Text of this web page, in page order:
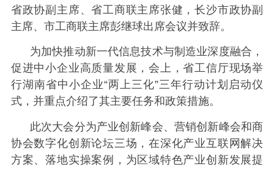
省政协副主席、省工商联主席张健，长沙市政协副
主席、市工商联主席彭继球出席会议并致辞。
为加快推动新一代信息技术与制造业深度融合，
促进中小企业高质量发展，会上，省工信厅现场举
行湖南省中小企业“两上三化”三年行动计划启动仪
式，并重点介绍了其主要任务和政策措施。
此次大会分为产业创新峰会、营销创新峰会和商
协会数字化创新论坛三场，在深化产业互联网解决
方案、落地实操案例，为区域特色产业创新发展提